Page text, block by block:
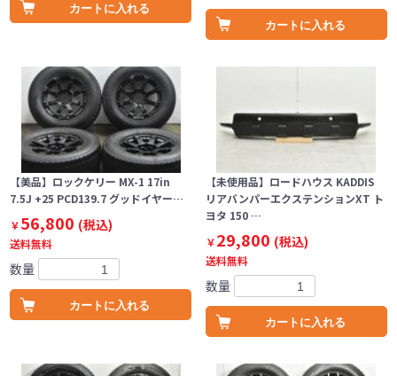
カートに入れる
カートに入れる
【美品】ロックケリー MX-1 17in
7.5J +25 PCD139.7 グッドイヤー…
￥56,800 (税込)
送料無料
数量
カートに入れる
【未使用品】ロードハウス KADDIS
リアバンパーエクステンションXT ト
ヨタ 150 …
￥29,800 (税込)
送料無料
数量
カートに入れる